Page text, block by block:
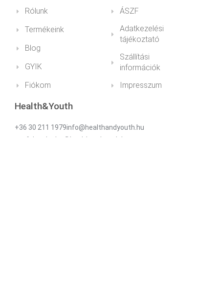
Rólunk
Termékeink
Blog
GYIK
Fiókom
ÁSZF
Adatkezelési
tájékoztató
Szállítási
információk
Impresszum
Health&Youth
+36 30 211 1979info@healthandyouth.hu
ugyfelszolgalat@healthandyouth.hu